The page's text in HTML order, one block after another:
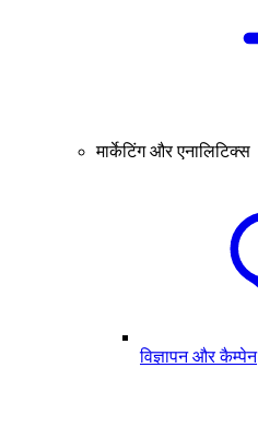
मार्केटिंग और एनालिटिक्स
विज्ञापन और कैम्पेन